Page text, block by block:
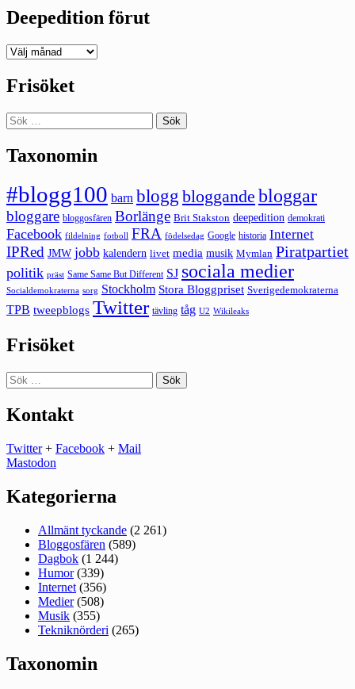
Deepedition förut
Deepedition
Frisöket
Sök
efter:
Taxonomin
#blogg100 barn blogg bloggande bloggar
bloggare bloggosfären Borlänge Brit Stakston deepedition demokrati
Facebook fildelning fotboll FRA födelsedag Google historia Internet
IPRed JMW jobb kalendern livet media musik Mymlan Piratpartiet
politik präst Same Same But Different SJ sociala medier
Socialdemokraterna sorg Stockholm Stora Bloggpriset Sverigedemokraterna
TPB tweepblogs Twitter tävling tåg U2 Wikileaks
Frisöket
Sök
efter:
Kontakt
Twitter+ Facebook + Mail
Mastodon
Kategorierna
Allmänt tyckande (2 261)
Bloggosfären (589)
Dagbok (1 244)
Humor(339)
Internet (356)
Medier(508)
Musik (355)
Tekniknörderi (265)
Taxonomin